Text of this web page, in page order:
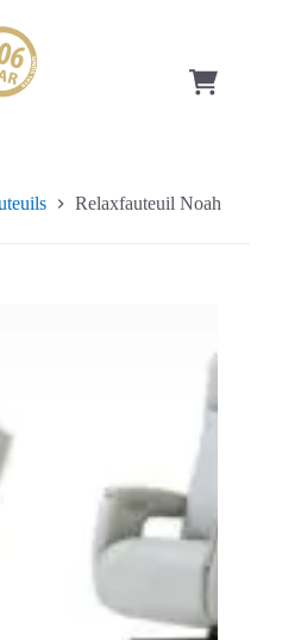
Relaxfauteuil Noah